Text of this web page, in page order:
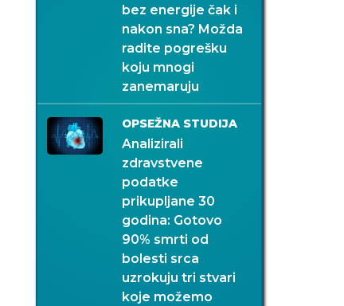
bez energije čak i
nakon sna? Možda
radite pogrešku
koju mnogi
zanemaruju
OPSEŽNA STUDIJA
Analizirali
zdravstvene
podatke
prikupljane 30
godina: Gotovo
90% smrti od
bolesti srca
uzrokuju tri stvari
koje možemo